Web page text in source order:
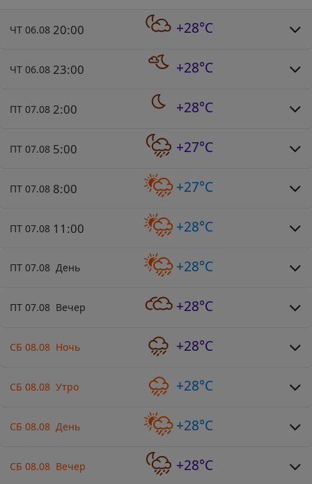
ЧТ 06.08 20:00 +28°C
ЧТ 06.08 23:00 +28°C
ПТ 07.08 2:00 +28°C
ПТ 07.08 5:00 +27°C
ПТ 07.08 8:00 +27°C
ПТ 07.08 11:00 +28°C
ПТ 07.08 День +28°C
ПТ 07.08 Вечер +28°C
СБ 08.08 Ночь +28°C
СБ 08.08 Утро +28°C
СБ 08.08 День +28°C
СБ 08.08 Вечер +28°C